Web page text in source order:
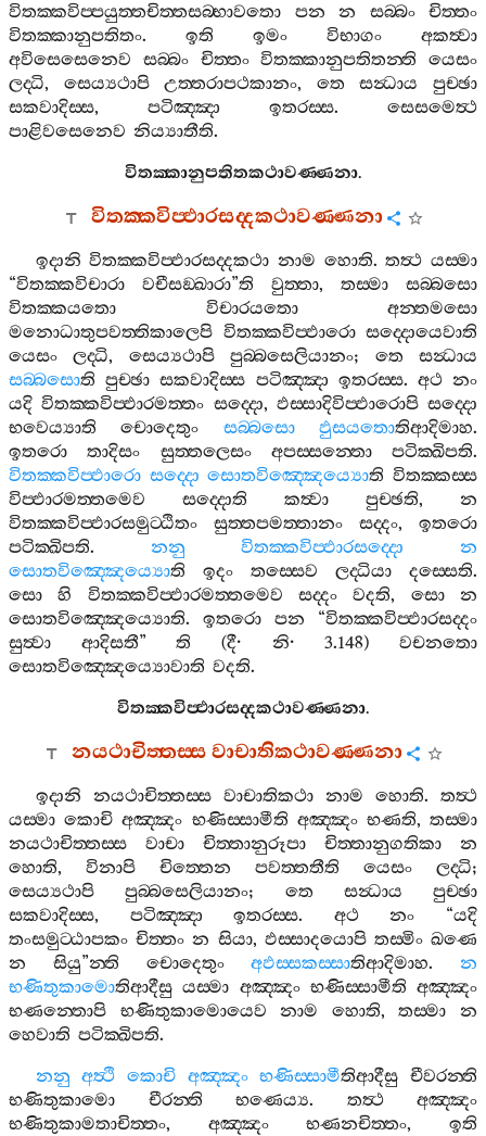
විතක‍්කවිප‍්පයුත‍්තචිත‍්තසබ‍්භාවතො
පන න සබ‍්බං
චිත‍්තං
විතක‍්කානුපතිතං. ඉති ඉමං විභාගං
අකත්‍වා
අවිසෙසෙනෙව
සබ‍්බං චිත‍්තං විතක‍්කානුපතිතන‍්ති
යෙසං
ලද‍්ධි, සෙය්‍යථාපි උත‍්තරාපථකානං, තෙ සන්‍ධාය
පුච‍්ඡා
සකවාදිස‍්ස, පටිඤ‍්ඤා ඉතරස‍්ස. සෙසමෙත්‍ථ
පාළිවසෙනෙව නිය්‍යාතීති.
විතක‍්කානුපතිතකථාවණ‍්ණනා.
විතක‍්කවිප‍්ඵාරසද‍්දකථාවණ‍්ණනා
ඉදානි විතක‍්කවිප‍්ඵාරසද‍්දකථා නාම හොති.තත්‍ථ යස‍්මා
“විතක‍්කවිචාරා වචීසඞ‍්ඛාරා”ති වුත‍්තා, තස‍්මා
සබ‍්බසො
විතක‍්කයතො
විචාරයතො
අන‍්තමසො
මනොධාතුපවත‍්තිකාලෙපි විතක‍්කවිප‍්ඵාරො සද‍්දොයෙවාති
යෙසං
ලද‍්ධි, සෙය්‍යථාපි පුබ‍්බසෙලියානං; තෙ
සන්‍ධාය
සබ‍්බසොති පුච‍්ඡා සකවාදිස‍්ස පටිඤ‍්ඤා ඉතරස‍්ස. අථ නං
යදි විතක‍්කවිප‍්ඵාරමත‍්තං සද‍්දො, ඵස‍්සාදිවිප‍්ඵාරොපි සද‍්දො
භවෙය්‍යාති
චොදෙතුං සබ‍්බසො ඵුසයතොතිආදිමාහ.
ඉතරො
තාදිසං සුත‍්තලෙසං අපස‍්සන‍්තො පටික‍්ඛිපති.
විතක‍්කවිප‍්ඵාරො සද‍්දො සොතවිඤ‍්ඤෙය්‍යොති විතක‍්කස‍්ස
විප‍්ඵාරමත‍්තමෙව
සද‍්දොති කත්‍වා පුච‍්ඡති, න
විතක‍්කවිප‍්ඵාරසමුට‍්ඨිතං
සුත‍්තපමත‍්තානං සද‍්දං, ඉතරො
පටික‍්ඛිපති. නනු විතක‍්කවිප‍්ඵාරසද‍්දො
න
සොතවිඤ‍්ඤෙය්‍යොති ඉදං තස‍්සෙව ලද‍්ධියා දස‍්සෙති.
සො
හි විතක‍්කවිප‍්ඵාරමත‍්තමෙව සද‍්දං වදති, සො
න
සොතවිඤ‍්ඤෙය්‍යොති. ඉතරො පන “විතක‍්කවිප‍්ඵාරසද‍්දං
සුත්‍වා
ආදිසතී”ති (දී· නි· 3.148)වචනතො
සොතවිඤ‍්ඤෙය්‍යොවාති වදති.
විතක‍්කවිප‍්ඵාරසද‍්දකථාවණ‍්ණනා.
නයථාචිත‍්තස‍්සවාචාතිකථාවණ‍්ණනා
ඉදානි නයථාචිත‍්තස‍්ස වාචාතිකථා නාම හොති.තත්‍ථ
යස‍්මා කොචි අඤ‍්ඤං භණිස‍්සාමීති අඤ‍්ඤං භණති,තස‍්මා
නයථාචිත‍්තස‍්ස
වාචා චිත‍්තානුරූපා චිත‍්තානුගතිකා
න
හොති, විනාපි චිත‍්තෙන පවත‍්තතීති යෙසං ලද‍්ධි;
සෙය්‍යථාපි
පුබ‍්බසෙලියානං; තෙ සන්‍ධාය
පුච‍්ඡා
සකවාදිස‍්ස, පටිඤ‍්ඤා ඉතරස‍්ස. අථ නං “යදි
තංසමුට‍්ඨාපකං චිත‍්තං න සියා, ඵස‍්සාදයොපි තස‍්මිං ඛණෙ
න
සියු”න‍්ති චොදෙතුං අඵස‍්සකස‍්සාතිආදිමාහ. න
භණිතුකාමොතිආදීසු යස‍්මා අඤ‍්ඤං භණිස‍්සාමීති අඤ‍්ඤං
භණන‍්තොපි
භණිතුකාමොයෙව නාම හොති,තස‍්මා
න
හෙවාති පටික‍්ඛිපති.
නනු අත්‍ථි කොචි අඤ‍්ඤං භණිස‍්සාමීතිආදීසු චීවරන‍්ති
භණිතුකාමො
චීරන‍්ති භණෙය්‍ය. තත්‍ථ
අඤ‍්ඤං
භණිතුකාමතාචිත‍්තං, අඤ‍්ඤං භණනචිත‍්තං,ඉති